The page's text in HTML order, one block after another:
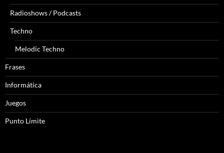
Radioshows / Podcasts
Techno
Melodic Techno
Frases
Informática
Juegos
Punto Límite